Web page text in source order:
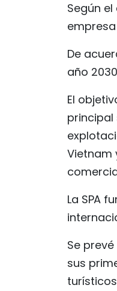
Según
De
año
El
Vietnam
La SPA
Se
sus